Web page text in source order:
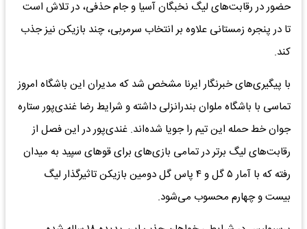
حضور در رقابت‌های لیگ نخبگان آسیا و جام حذفی، در تلاش است
تا در پنجره زمستانی علاوه بر انتخاب سرمربی، چند بازیکن نیز جذب
کند.
با پیگیری‌های خبرنگار ایرنا مشخص شد که مدیران این باشگاه امروز
تماسی با باشگاه ملوان بندرانزلی داشته و شرایط رضا غندی‌پور ستاره
جوان خط حمله این تیم را جویا شده‌اند. غندی‌پور در این فصل از
رقابت‌های لیگ برتر در تمامی بازی‌های برای قوهای سپید به میدان
رفته که با آمار ۵ گل و ۴ پاس گل دومین بازیکن تاثیرگذار لیگ
بیست و چهارم محسوب می‌شود.